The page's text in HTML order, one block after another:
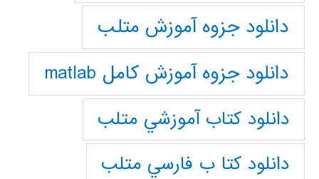
دانلود جزوه آموزش متلب
دانلود جزوه آموزش کامل matlab
دانلود كتاب آموزشي متلب
دانلود كتا ب فارسي متلب